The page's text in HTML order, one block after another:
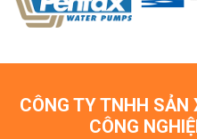
CÔNG TY TNHH SẢN
CÔNG